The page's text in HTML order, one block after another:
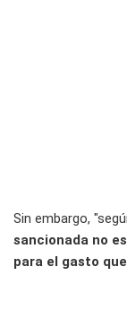
Sin embargo,
sancionada no
para el gasto